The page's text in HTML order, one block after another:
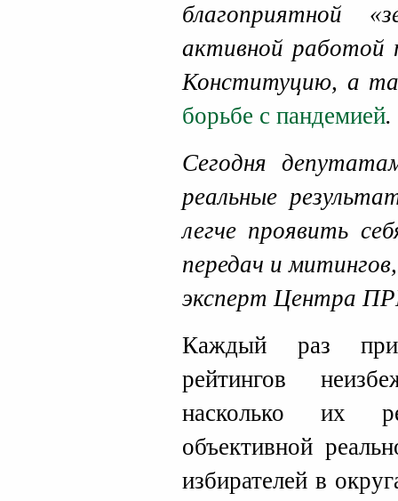
благоприятной
активной работой
Конституцию, а
борьбе с пандемией.
Сегодня
реальные
легче проявить
передач и
эксперт Центра
Каждый раз при
рейтингов
насколько их
объективной
избирателей в